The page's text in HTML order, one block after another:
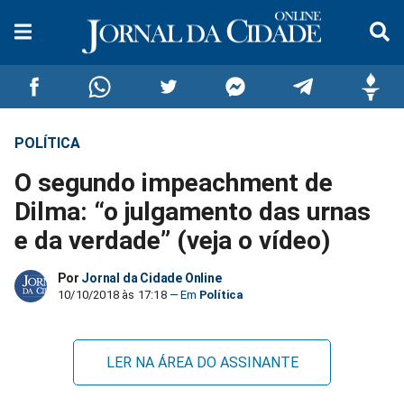
Compartilhar
no
Facebook
Compartilhar
no
Whatsapp
no
Twitter
no
Messenger
no
Telegram
POLÍTICA
O segundo impeachment de
Dilma: “o julgamento das urnas
e da verdade” (veja o vídeo)
Por Jornal da Cidade Online
10/10/2018 às 17:18 Política
LER NA ÁREA DO ASSINANTE